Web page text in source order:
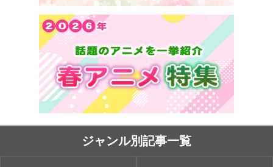
ジャンル別記事一覧